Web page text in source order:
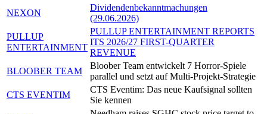
NEXON
Dividendenbekanntmachungen
(29.06.2026)
PULLUP
ENTERTAINMENT
PULLUP ENTERTAINMENT REPORTS
ITS 2026/27 FIRST-QUARTER
REVENUE
BLOOBER TEAM
Bloober Team entwickelt 7 Horror-Spiele
parallel und setzt auf Multi-Projekt-Strategie
CTS EVENTIM
CTS Eventim: Das neue Kaufsignal sollten
Sie kennen